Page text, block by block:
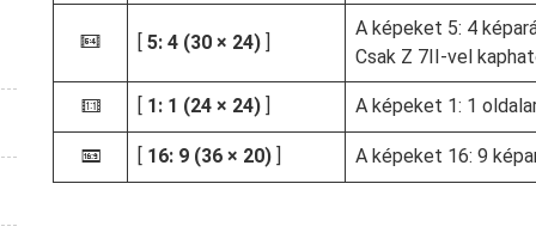
b [ 5: 4 (30 × 24) ]
A képeket 5: 4
Csak Z 7II-vel
m [ 1: 1 (24 × 24) ] A képeket 1: 1
Z [ 16: 9 (36 × 20) ] A képeket 16: 9